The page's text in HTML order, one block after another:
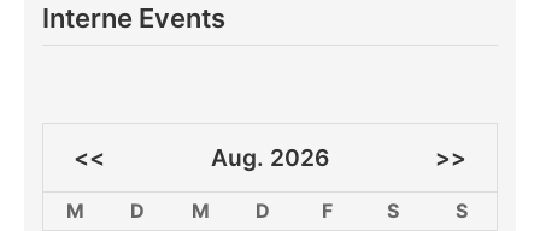
Interne Events
<< Aug. 2026 >>
M D M D F S
S